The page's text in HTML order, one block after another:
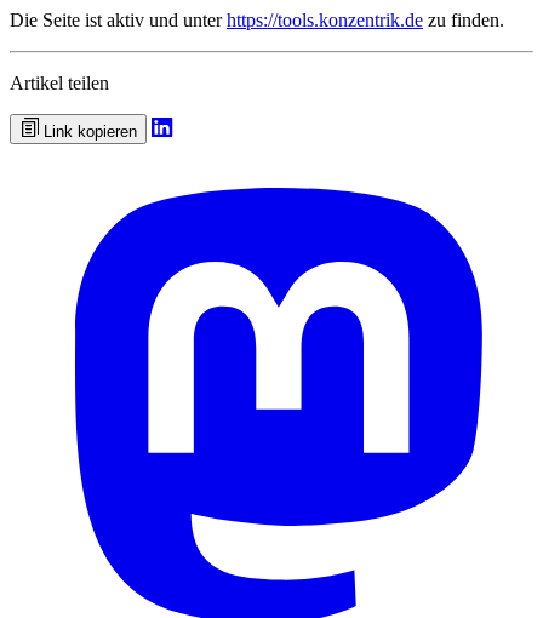
Die Seite ist aktiv und unterhttps://tools.konzentrik.de zu finden.
Artikel teilen
Link kopieren